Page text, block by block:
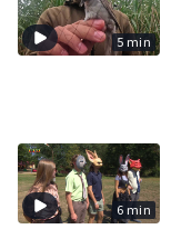
5 min
6 min